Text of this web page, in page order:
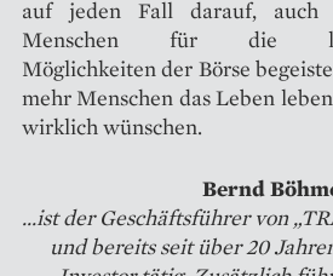
auf jeden Fall darauf, auch
Menschen für die
Möglichkeiten der Börse
mehr Menschen das Leben
wirklich wünschen.
Bernd
...ist der Geschäftsführer von
und bereits seit über 20